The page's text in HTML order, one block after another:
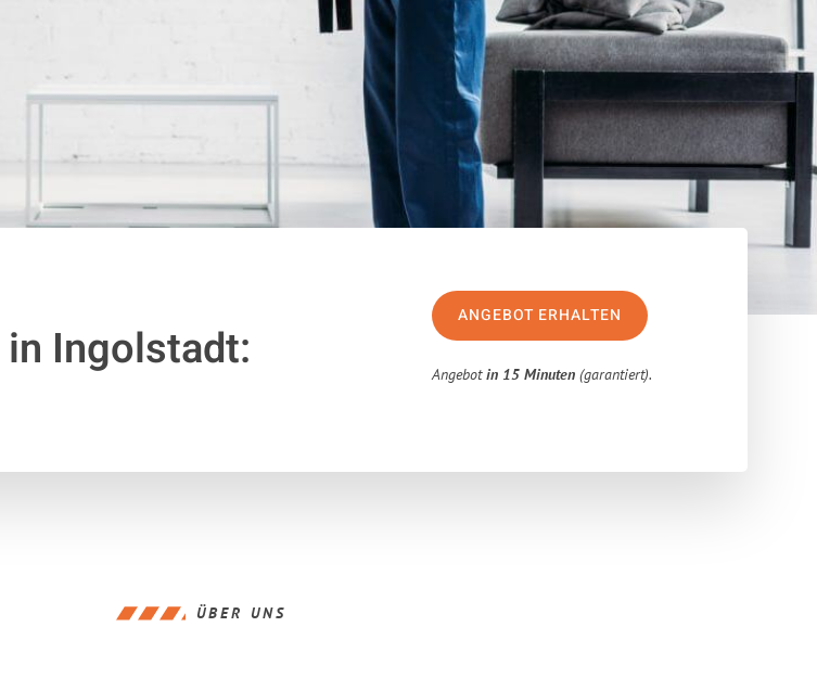
in Ingolstadt:
ANGEBOT ERHALTEN
Angebotin 15 Minuten (garantiert).
ÜBER UNS